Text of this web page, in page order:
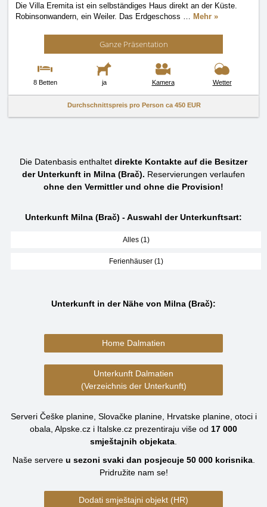
Die Villa Eremita ist ein selbständiges Haus direkt an der Küste.
Robinsonwandern, ein Weiler. Das Erdgeschoss … Mehr »
Ganze Präsentation
8 Betten ja Kamera Wetter
Durchschnittspreis pro Person ca 450 EUR
Die Datenbasis enthaltet direkte Kontakte auf die Besitzer
der Unterkunft in Milna (Brač). Reservierungen verlaufen
ohne den Vermittler und ohne die Provision!
Unterkunft Milna (Brač) - Auswahl der Unterkunftsart:
Alles (1)
Ferienhäuser (1)
Unterkunft in der Nähe von Milna (Brač):
Home Dalmatien
Unterkunft Dalmatien
(Verzeichnis der Unterkunft)
Serveri Češke planine, Slovačke planine, Hrvatske planine, otoci i
obala, Alpske.cz i Italske.cz prezentiraju više od 17 000
smještajnih objekata
Naše servere u sezoni svaki dan posjecuje 50 000korisnika.
Pridružite nam se!
Dodati smještajni objekt (HR)